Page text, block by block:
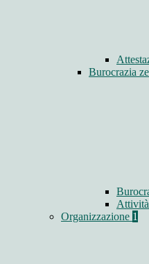
Burocrazia
Organizzazione 1